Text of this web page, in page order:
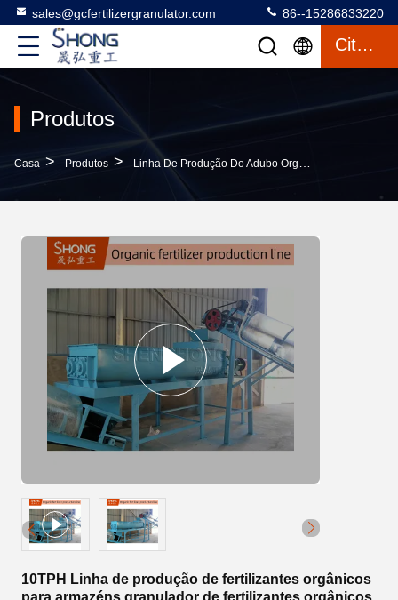
sales@gcfertilizergranulator.com 86--15286833220
Citações
Produtos
Casa > Produtos > Linha De Produção Do Adubo Orgânico
10TPH Linha de produção de fertilizantes orgânicos
para armazéns granulador de fertilizantes orgânicos